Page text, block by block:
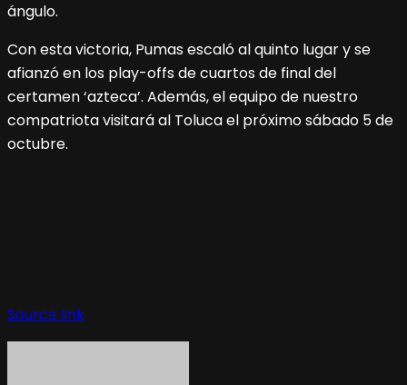
ángulo.
Con esta victoria, Pumas escaló al quinto lugar y se
afianzó en los play-offs de cuartos de final del
certamen ‘azteca’. Además, el equipo de nuestro
compatriota visitará al Toluca el próximo sábado 5 de
octubre.
Source link